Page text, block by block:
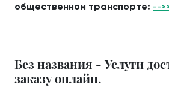
общественном транспорте: --
Без названия - Услуги
заказу онлайн.